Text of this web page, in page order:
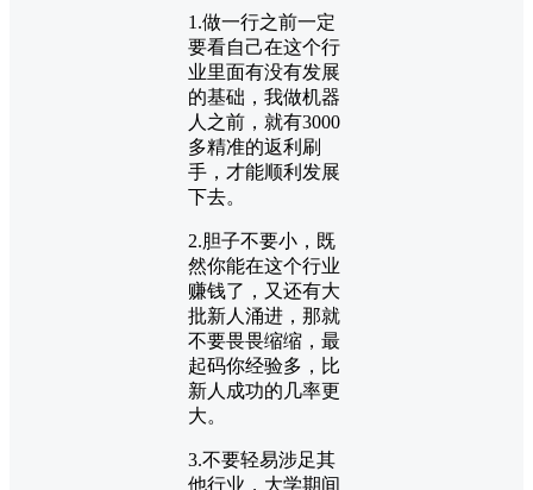
1.做一行之前一定
要看自己在这个行
业里面有没有发展
的基础，我做机器
人之前，就有3000
多精准的返利刷
手，才能顺利发展
下去。
2.胆子不要小，既
然你能在这个行业
赚钱了，又还有大
批新人涌进，那就
不要畏畏缩缩，最
起码你经验多，比
新人成功的几率更
大。
3.不要轻易涉足其
他行业，大学期间